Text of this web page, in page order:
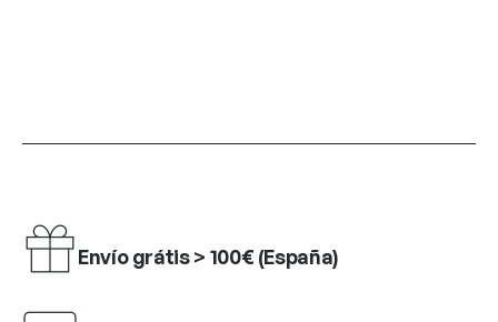
Envío grátis > 100€ (España)